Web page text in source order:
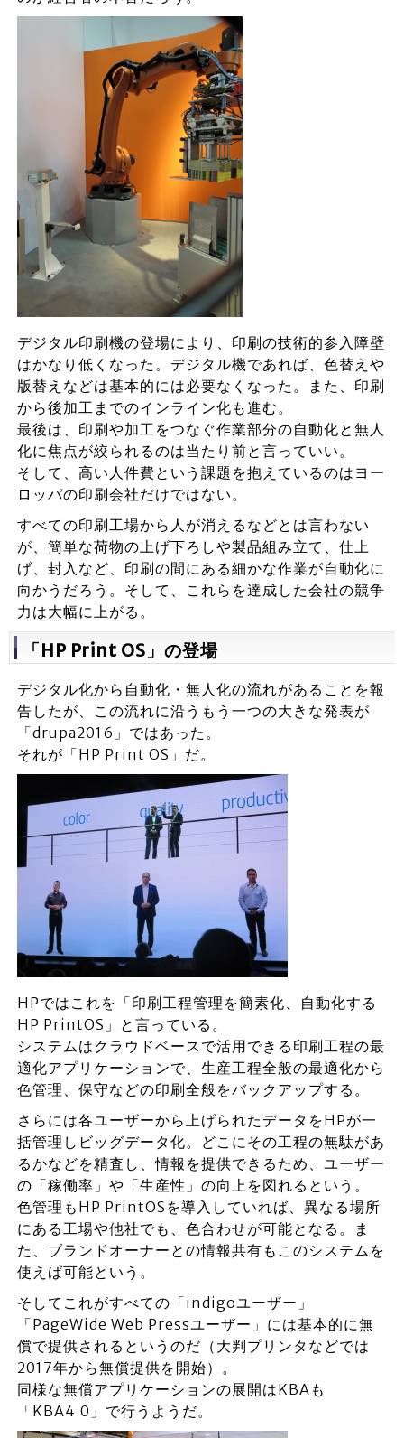
デジタル印刷機の登場により、印刷の技術的参入障壁
はかなり低くなった。デジタル機であれば、色替えや
版替えなどは基本的には必要なくなった。また、印刷
から後加工までのインライン化も進む。
最後は、印刷や加工をつなぐ作業部分の自動化と無人
化に焦点が絞られるのは当たり前と言っていい。
そして、高い人件費という課題を抱えているのはヨー
ロッパの印刷会社だけではない。
すべての印刷工場から人が消えるなどとは言わない
が、簡単な荷物の上げ下ろしや製品組み立て、仕上
げ、封入など、印刷の間にある細かな作業が自動化に
向かうだろう。そして、これらを達成した会社の競争
力は大幅に上がる。
「HP Print OS」の登場
デジタル化から自動化・無人化の流れがあることを報
告したが、この流れに沿うもう一つの大きな発表が
「drupa2016」ではあった。
それが「HP Print OS」だ。
HPではこれを「印刷工程管理を簡素化、自動化する
HP PrintOS」と言っている。
システムはクラウドベースで活用できる印刷工程の最
適化アプリケーションで、生産工程全般の最適化から
色管理、保守などの印刷全般をバックアップする。
さらには各ユーザーから上げられたデータをHPが一
括管理しビッグデータ化。どこにその工程の無駄があ
るかなどを精査し、情報を提供できるため、ユーザー
の「稼働率」や「生産性」の向上を図れるという。
色管理もHP PrintOSを導入していれば、異なる場所
にある工場や他社でも、色合わせが可能となる。ま
た、ブランドオーナーとの情報共有もこのシステムを
使えば可能という。
そしてこれがすべての「indigoユーザー」
「PageWide Web Pressユーザー」には基本的に無
償で提供されるというのだ（大判プリンタなどでは
2017年から無償提供を開始）。
同様な無償アプリケーションの展開はKBAも
「KBA4.0」で行うようだ。